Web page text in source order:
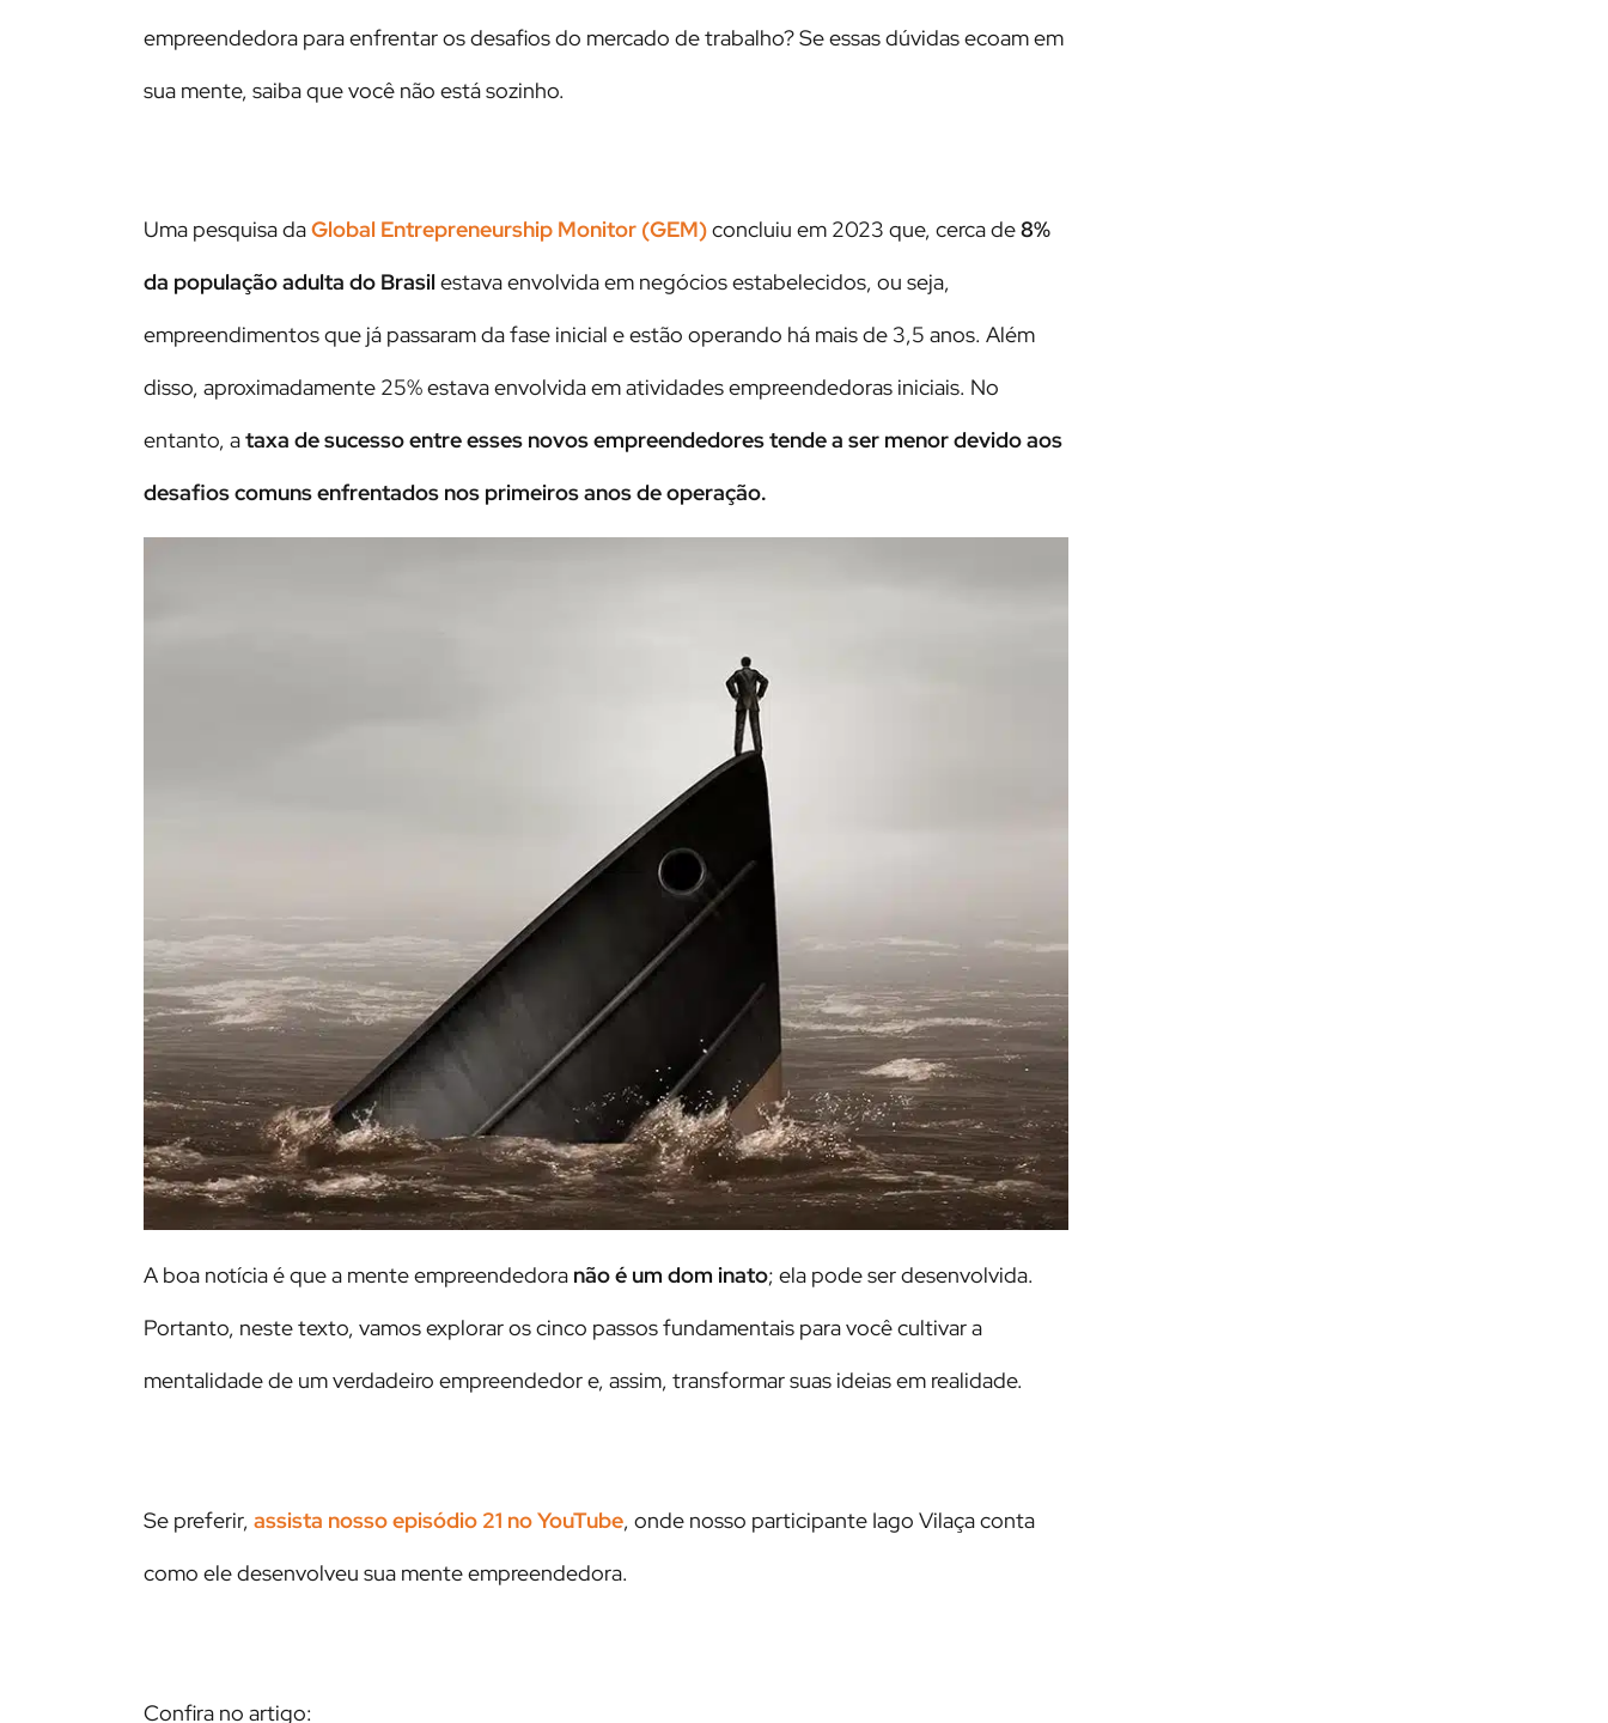
empreendedora para enfrentar os desafios do mercado de trabalho? Se essas dúvidas ecoam em
sua mente, saiba que você não está sozinho.
Uma pesquisa daGlobal Entrepreneurship Monitor (GEM)concluiu em 2023 que, cerca de8%
da população adulta do Brasilestava envolvida em negócios estabelecidos, ou seja,
empreendimentos que já passaram da fase inicial e estão operando há mais de 3,5 anos. Além
disso, aproximadamente 25% estava envolvida em atividades empreendedoras iniciais. No
entanto, ataxa de sucesso entre esses novos empreendedores tende a ser menor devido aos
desafios comuns enfrentados nos primeiros anos de operação.
A boa notícia é que a mente empreendedora não é um dom inato; ela pode ser desenvolvida.
Portanto, neste texto, vamos explorar os cinco passos fundamentais para você cultivar a
mentalidade de um verdadeiro empreendedor e, assim, transformar suas ideias em realidade.
Se preferir, assista nosso episódio 21 no YouTube, onde nosso participante Iago Vilaça conta
como ele desenvolveu sua mente empreendedora.
Confira no artigo: